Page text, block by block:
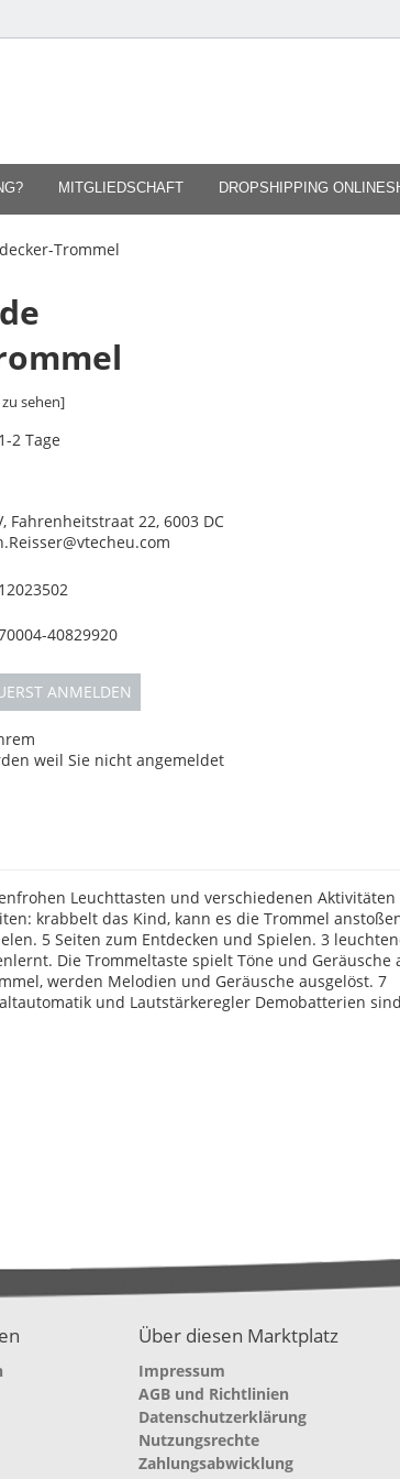
MITGLIEDSCHAFT DROPSHIPPING
Trommel
sehen]
1-2 Tage
Fahrenheitstraat 22, 6003 DC
12023502
40829920
ANMELDEN
weil Sie nicht angemeldet
Leuchttasten und verschiedenen Aktivitäten
krabbelt das Kind, kann es die Trommel
5 Seiten zum Entdecken und Spielen. 3
Die Trommeltaste spielt Töne und Geräusche
werden Melodien und Geräusche ausgelöst. 7
und Lautstärkeregler Demobatterien sind
Über diesen Marktplatz
Impressum
AGB und Richtlinien
Datenschutzerklärung
Nutzungsrechte
Zahlungsabwicklung